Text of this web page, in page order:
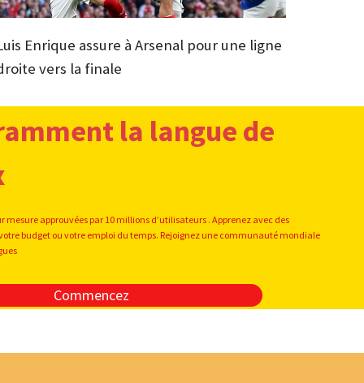
Enrique assure à Arsenal pour une ligne
vers la finale
la langue de
mesure approuvées par 10 millions d’utilisateurs . Apprenez avec des
budget ou votre emploi du temps. Rejoignez une communauté mondiale
Commencez